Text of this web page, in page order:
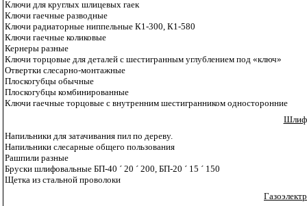
Ключи для круглых шлицевых гаек
Ключи гаечные разводные
Ключи радиаторные ниппельные К1-300, К1-580
Ключи гаечные коликовые
Кернеры разные
Ключи торцовые для деталей с шестигранным углублением под «ключ»
Отвертки слесарно-монтажные
Плоскогубцы обычные
Плоскогубцы комбинированные
Ключи гаечные торцовые с внутренним шестигранником односторонние
Напильники для затачивания пил по дереву.
Напильники слесарные общего пользования
Рашпили разные
Бруски шлифовальные БП-40 ´20 ´200, БП-20 ´15 ´150
Щетка из стальной проволоки